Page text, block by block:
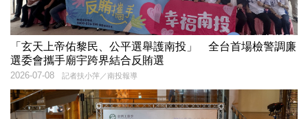
「玄天上帝佑黎民、公平選舉護南投」 全台首場檢警調廉
選委會攜手廟宇跨界結合反賄選
記者扶小萍／南投報導
2026-07-08